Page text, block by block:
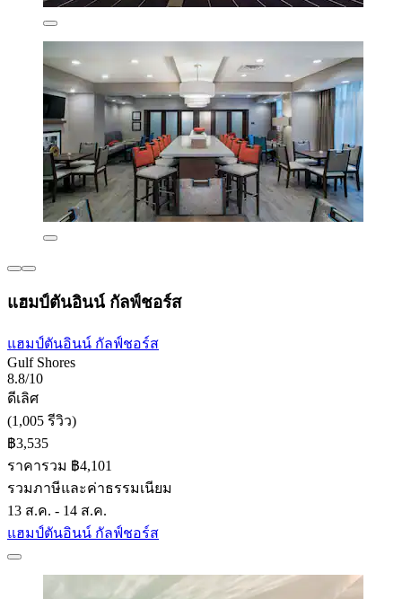
แฮมป์ตันอินน์ กัลฟ์ชอร์ส
แฮมป์ตันอินน์ กัลฟ์ชอร์ส
Gulf Shores
8.8/10
ดีเลิศ
(1,005 รีวิว)
฿3,535
ราคารวม ฿4,101
รวมภาษีและค่าธรรมเนียม
13 ส.ค. - 14 ส.ค.
แฮมป์ตันอินน์ กัลฟ์ชอร์ส